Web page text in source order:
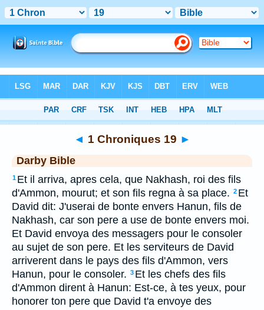
> 1 Chroniques 19
◄ 1 Chroniques 19 ►
Darby Bible
1 Et il arriva, apres cela, que Nakhash, roi des fils
d'Ammon, mourut; et son fils regna à sa place. 2 Et
David dit: J'userai de bonte envers Hanun, fils de
Nakhash, car son pere a use de bonte envers moi.
Et David envoya des messagers pour le consoler
au sujet de son pere. Et les serviteurs de David
arriverent dans le pays des fils d'Ammon, vers
Hanun, pour le consoler. 3 Et les chefs des fils
d'Ammon dirent à Hanun: Est-ce, à tes yeux, pour
honorer ton pere que David t'a envoye des